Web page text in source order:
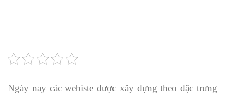
Ngày nay các webiste được xây dựng theo đặc trưng